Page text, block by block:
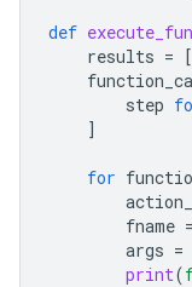
def
results =
step
]
for
fname =
args =
print(